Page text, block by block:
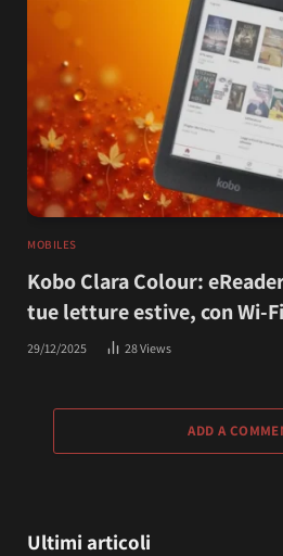
MOBILES
Kobo Clara Colour:
tue letture estive, con Wi-
29/12/2025 28Views
ADD A
Ultimi articoli